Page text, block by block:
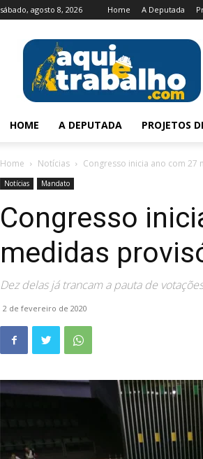
sábado, agosto 8, 2026 Home A Deputada
HOME A DEPUTADA PROJETOS
Home Notícias Congresso inicia ano com
Notícias Mandato
Congresso
medidas
Dez delas já trancam a pauta de votações
2 de fevereiro de 2020